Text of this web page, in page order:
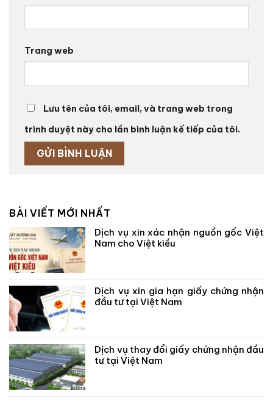
Trang web
Lưu tên của tôi, email, và trang web trong
trình duyệt này cho lần bình luận kế tiếp của tôi.
BÀI VIẾT MỚI NHẤT
Dịch vụ xin xác nhận nguồn gốc Việt
Nam cho Việt kiều
Dịch vụ xin gia hạn giấy chứng nhận
đầu tư tại Việt Nam
Dịch vụ thay đổi giấy chứng nhận đầu
tư tại Việt Nam